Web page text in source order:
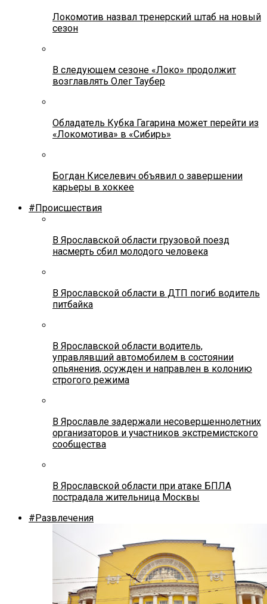
Локомотив назвал тренерский штаб на новый
сезон
В следующем сезоне «Локо» продолжит
возглавлять Олег Таубер
Обладатель Кубка Гагарина может перейти из
«Локомотива» в «Сибирь»
Богдан Киселевич объявил о завершении
карьеры в хоккее
#Происшествия
В Ярославской области грузовой поезд
насмерть сбил молодого человека
В Ярославской области в ДТП погиб водитель
питбайка
В Ярославской области водитель,
управлявший автомобилем в состоянии
опьянения, осужден и направлен в колонию
строгого режима
В Ярославле задержали несовершеннолетних
организаторов и участников экстремистского
сообщества
В Ярославской области при атаке БПЛА
пострадала жительница Москвы
#Развлечения